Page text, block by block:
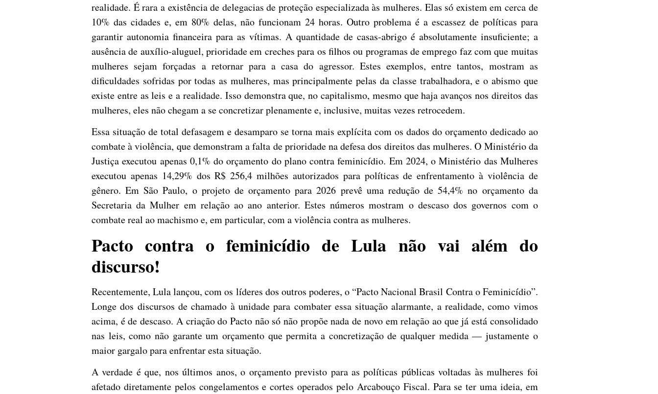
realidade. É rara a existência de delegacias de proteção especializada às mulheres. Elas só existem em cerca de
10% das cidades e, em 80% delas, não funcionam 24 horas. Outro problema é a escassez de políticas para
garantir autonomia financeira para as vítimas. A quantidade de casas-abrigo é absolutamente insuficiente; a
ausência de auxílio-aluguel, prioridade em creches para os filhos ou programas de emprego faz com que muitas
mulheres sejam forçadas a retornar para a casa do agressor. Estes exemplos, entre tantos, mostram as
dificuldades sofridas por todas as mulheres, mas principalmente pelas da classe trabalhadora, e o abismo que
existe entre as leis e a realidade. Isso demonstra que, no capitalismo, mesmo que haja avanços nos direitos das
mulheres, eles não chegam a se concretizar plenamente e, inclusive, muitas vezes retrocedem.
Essa situação de total defasagem e desamparo se torna mais explícita com os dados do orçamento dedicado ao
combate à violência, que demonstram a falta de prioridade na defesa dos direitos das mulheres. O Ministério da
Justiça executou apenas 0,1% do orçamento do plano contra feminicídio. Em 2024, o Ministério das Mulheres
executou apenas 14,29% dos R$ 256,4 milhões autorizados para políticas de enfrentamento à violência de
gênero. Em São Paulo, o projeto de orçamento para 2026 prevê uma redução de 54,4% no orçamento da
Secretaria da Mulher em relação ao ano anterior. Estes números mostram o descaso dos governos com o
combate real ao machismo e, em particular, com a violência contra as mulheres.
Pacto contra o feminicídio de Lula não vai além do
discurso!
Recentemente, Lula lançou, com os líderes dos outros poderes, o “Pacto Nacional Brasil Contra o Feminicídio”.
Longe dos discursos de chamado à unidade para combater essa situação alarmante, a realidade, como vimos
acima, é de descaso. A criação do Pacto não só não propõe nada de novo em relação ao que já está consolidado
nas leis, como não garante um orçamento que permita a concretização de qualquer medida — justamente o
maior gargalo para enfrentar esta situação.
A verdade é que, nos últimos anos, o orçamento previsto para as políticas públicas voltadas às mulheres foi
afetado diretamente pelos congelamentos e cortes operados pelo Arcabouço Fiscal. Para se ter uma ideia, em